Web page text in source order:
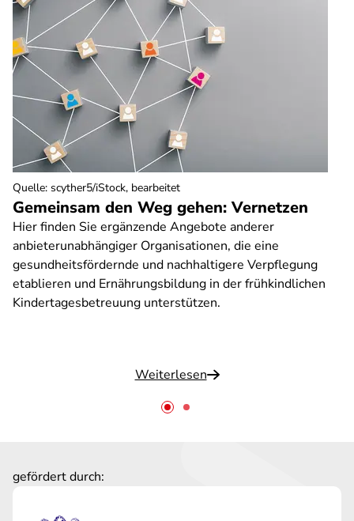
Gemeinsam den Weg gehen: Vernetzen
Hier finden Sie ergänzende Angebote anderer
anbieterunabhängiger Organisationen, die eine
gesundheitsfördernde und nachhaltigere Verpflegung
etablieren und Ernährungsbildung in der frühkindlichen
Kindertagesbetreuung unterstützen.
Weiterlesen
Quelle: scyther5/iStock, bearbeitet
gefördert durch: